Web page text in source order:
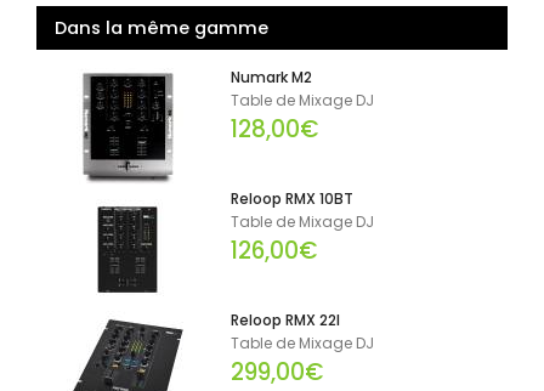
Dans la même gamme
Numark M2
Table de Mixage DJ
128,00€
Reloop RMX 10BT
Table de Mixage DJ
126,00€
Reloop RMX 22I
Table de Mixage DJ
299,00€